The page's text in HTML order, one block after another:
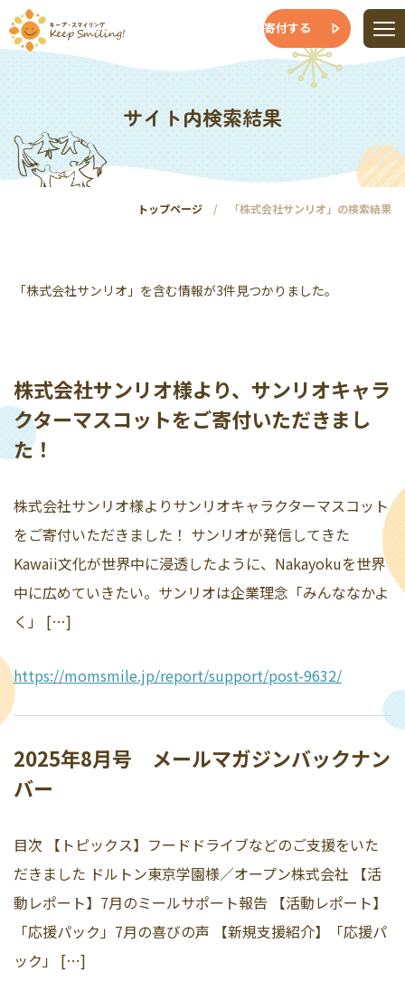
寄付する
サイト内検索結果
トップページ 「株式会社サンリオ」の検索結果
「株式会社サンリオ」を含む情報が3件見つかりました。
株式会社サンリオ様より、サンリオキャラ
クターマスコットをご寄付いただきまし
た！
株式会社サンリオ様よりサンリオキャラクターマスコット
をご寄付いただきました！ サンリオが発信してきた
Kawaii文化が世界中に浸透したように、Nakayokuを世界
中に広めていきたい。サンリオは企業理念「みんななかよ
く」 […]
https://momsmile.jp/report/support/post-9632/
2025年8月号 メールマガジンバックナン
バー
目次 【トピックス】フードドライブなどのご支援をいた
だきました ドルトン東京学園様／オープン株式会社 【活
動レポート】7月のミールサポート報告 【活動レポート】
「応援パック」7月の喜びの声 【新規支援紹介】「応援パ
ック」 […]